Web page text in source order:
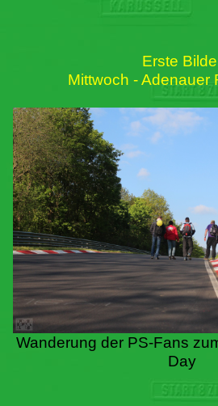
Erste
Mittwoch - Adenauer
Wanderung der PS-Fans
Day